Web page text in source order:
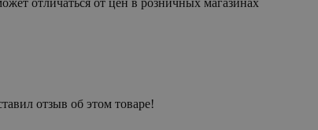
отзыв об этом товаре!